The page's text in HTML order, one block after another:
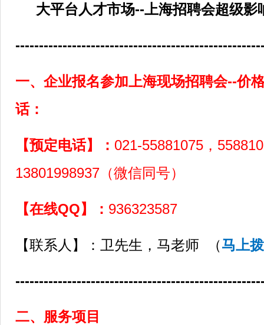
大平台人才市场--上海招聘会超级影
一、企业报名参加上海现场招聘会--价
话：
【预定电话】： 021-55881075，
13801998937（微信同号）
【在线QQ】： 936323587
【联系人】：卫先生，马老师 （马上
二、服务项目